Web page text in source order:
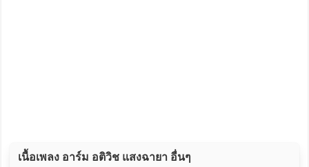
เนื้อเพลง อาร์ม อติวิช แสงฉายา อื่นๆ